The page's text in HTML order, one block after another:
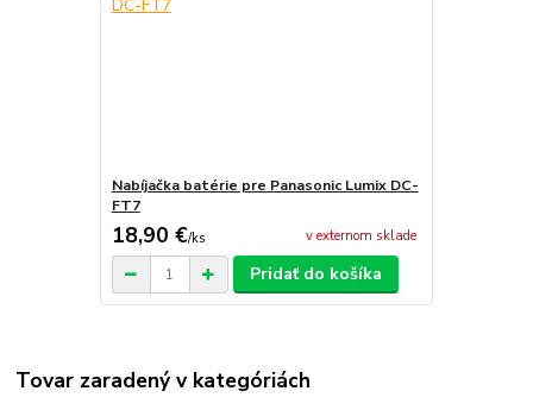
Nabíjačka batérie pre Panasonic Lumix DC-
FT7
18,90 €/ks v externom sklade
Pridať do košíka
Tovar zaradený v kategóriách